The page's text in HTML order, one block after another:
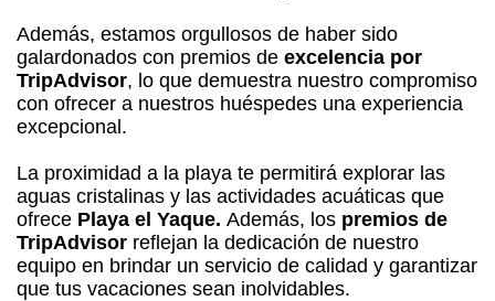
Además, estamos orgullosos de haber sido
galardonados con premios de excelencia por
TripAdvisor, lo que demuestra nuestro compromiso
con ofrecer a nuestros huéspedes una experiencia
excepcional.
La proximidad a la playa te permitirá explorar las
aguas cristalinas y las actividades acuáticas que
ofrece Playa el Yaque. Además, los premios de
TripAdvisor reflejan la dedicación de nuestro
equipo en brindar un servicio de calidad y garantizar
que tus vacaciones sean inolvidables.